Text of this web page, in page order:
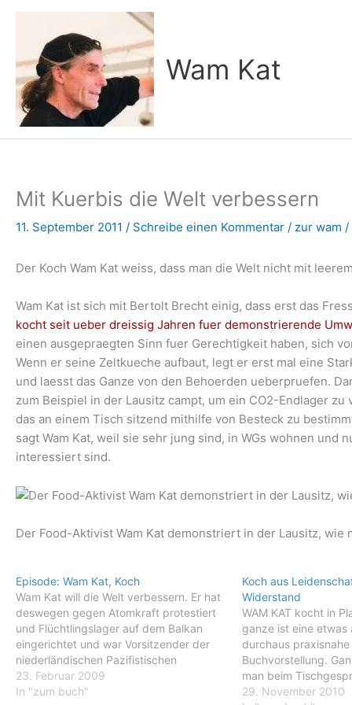
Zum
springen
Wam Kat
Mit Kuerbis die Welt verbessern
11. September 2011 / Schreibe einen Kommentar / zur wam /
Der Koch Wam Kat weiss, dass man die Welt nicht mit
Wam Kat ist sich mit Bertolt Brecht einig, dass erst das
kocht seit ueber dreissig Jahren fuer demonstrierende
einen ausgepraegten Sinn fuer Gerechtigkeit haben, sich
Wenn er seine Zeltkueche aufbaut, legt er erst mal eine
und laesst das Ganze von den Behoerden ueberpruefen.
zum Beispiel in der Lausitz campt, um ein CO2-Endlager
das an einem Tisch sitzend mithilfe von Besteck zu
sagt Wam Kat, weil sie sehr jung sind, in WGs wohnen und
interessiert sind.
Der Food-Aktivist Wam Kat demonstriert in der Lausitz, wie
Episode: Wam Kat, Koch
Wam Kat will die Welt verbessern. Er hat
deswegen gegen Atomkraft protestiert
und Flüchtlingslager auf dem Balkan
eingerichtet und war Vorsitzender der
niederländischen Pazifistischen
Sozialistischen Partei. Heute kocht er,
bei Demonstrationen und Blockaden für
23. Februar 2009
In "zum buch"
Koch aus
Widerstand
WAM KAT kocht in
ganze ist eine etwas
durchaus
Buchvorstellung.
man beim
Details ueber streng
29. November 2010